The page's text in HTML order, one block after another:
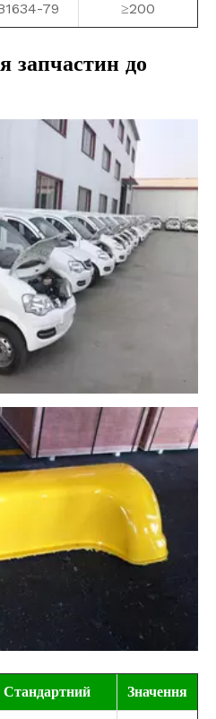
79 ≥200
запчастин до
Стандартний Значення